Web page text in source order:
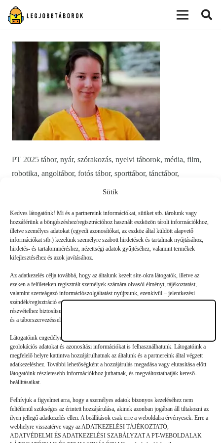
Sütik
Kedves látogatónk! Mi és a partnereink információkat, sütiket stb. tárolunk vagy
hozzáférünk a böngészéshez/regisztrációhoz használt eszközön tárolt információkhoz,
illetve személyes adatokat (egyedi azonosítókat, az eszköz által küldött alapvető
információkat stb.) kezelünk személyre szabott hirdetések és tartalmak nyújtásához,
hirdetés- és tartalomméréshez, nézettségi adatok gyűjtéséhez, valamint termékek
kifejlesztéséhez és azok javításához.
Az adatkezelés célja továbbá, hogy az általunk kezelt site-okra látogatók, illetve az
ezeken a felületeken regisztrált személyek számára olvasói élményt, tájékoztatást,
valamint szerteágazó információszolgáltatást nyújtsunk, ezenkívül – jelentkezési
szándék/regisztráció esetén – a nyári gyermek- és ifjúsági táborainkban való
részvételhez biztosítsuk a támogatói és a jelentkezési, valamint a számlázási feltételeket
és a táborszervezéssel kapcsolatos kommunikációt.
Látogatóink engedélyével mi és a partnereink eszközleolvasásos módszerrel szerzett
geolokációs adatokat és azonosítási információkat is felhasználhatunk. Látogatóink a
megfelelő helyre kattintva hozzájárulhatnak az általunk és a partnereink által végzett
adatkezeléshez. További lehetőségként a hozzájárulás megadása vagy elutasítása előtt
látogatóink részletesebb információkhoz juthatnak, és megváltoztathatják kereső-
beállításaikat.
Felhívjuk a figyelmet arra, hogy a személyes adatok bizonyos kezeléséhez nem
feltétlenül szükséges az érintett hozzájárulása, akinek azonban jogában áll tiltakozni az
ilyen jellegű adatkezelés ellen. A beállítások csak erre a weboldalra érvényesek. Erre a
webhelyre visszatérve vagy az ADATKEZELÉSI TÁJÉKOZTATÓ,
ADATVÉDELMI ÉS ADATKEZELÉSI SZABÁLYZAT A PT-WEBOLDALAK
PT 2025 tábor, nyár, szórakozás, nyelvi táborok, média, film,
robotika, angoltábor, fotós tábor, sporttábor, tánctábor,
Vélemény, hozzászólás?
karakterrel jelöltük
Hozzászólás küldése